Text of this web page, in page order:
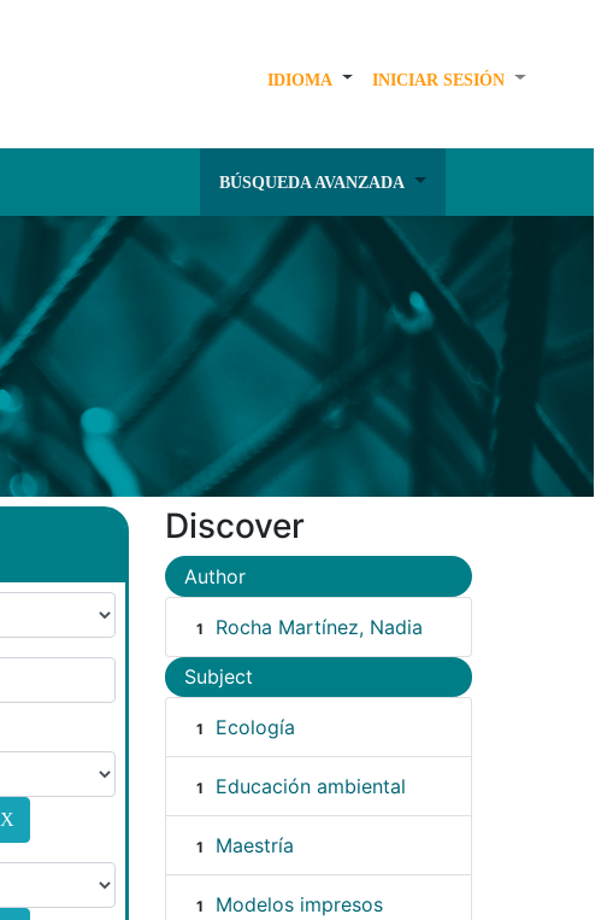
IDIOMA INICIAR SESIÓN
BÚSQUEDA AVANZADA
Discover
Author
1 Rocha Martínez, Nadia
Subject
1 Ecología
1 Educación ambiental
1 Maestría
1
Modelos impresos